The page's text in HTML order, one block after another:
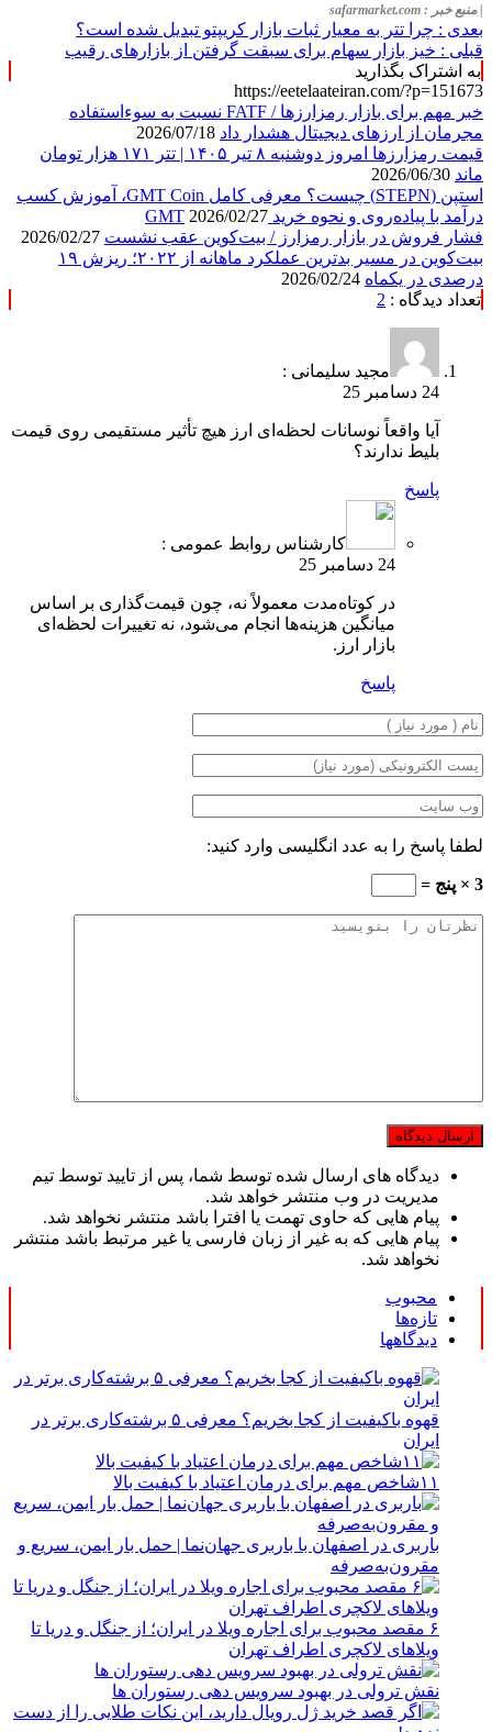
| منبع خبر : safarmarket.com
بعدی : چرا تتر به معیار ثبات بازار کریپتو تبدیل شده است؟
قبلی : خیز بازار سهام برای سبقت گرفتن از بازارهای رقیب
به اشتراک بگذارید
https://eetelaateiran.com/?p=151673
خبر مهم برای بازار رمزارزها / FATF نسبت به سوءاستفاده
مجرمان از ارزهای دیجیتال هشدار داد
قیمت رمزارزها امروز دوشنبه ۸ تیر ۱۴۰۵ | تتر ۱۷۱ هزار تومان
ماند
استپن (STEPN) چیست؟ معرفی کامل GMT Coin، آموزش کسب
درآمد با پیاده‌روی و نحوه خرید GMT 2026/02/27
فشار فروش در بازار رمزارز / بیت‌کوین عقب نشست
بیت‌کوین در مسیر بدترین عملکرد ماهانه از ۲۰۲۲؛ ریزش ۱۹
درصدی در یکماه
تعداد دیدگاه : 2
مجید سلیمانی :
24 دسامبر 25
آیا واقعاً نوسانات لحظه‌ای ارز هیچ تأثیر مستقیمی روی قیمت
بلیط ندارند؟
پاسخ
کارشناس روابط عمومی :
24 دسامبر 25
در کوتاه‌مدت معمولاً نه، چون قیمت‌گذاری بر اساس
میانگین هزینه‌ها انجام می‌شود، نه تغییرات لحظه‌ای
بازار ارز.
پاسخ
لطفا پاسخ را به عدد انگلیسی وارد کنید:
3 × پنج =
دیدگاه های ارسال شده توسط شما، پس از تایید توسط تیم
مدیریت در وب منتشر خواهد شد.
پیام هایی که حاوی تهمت یا افترا باشد منتشر نخواهد شد.
پیام هایی که به غیر از زبان فارسی یا غیر مرتبط باشد منتشر
نخواهد شد.
محبوب
تازه‌ها
دیدگاهها
قهوه باکیفیت از کجا بخریم؟ معرفی ۵ برشته‌کاری برتر در
ایران
۱۱شاخص مهم برای درمان اعتیاد با کیفیت بالا
باربری در اصفهان با باربری جهان‌نما | حمل بار ایمن، سریع و
مقرون‌به‌صرفه
۶ مقصد محبوب برای اجاره ویلا در ایران؛ از جنگل و دریا تا
ویلاهای لاکچری اطراف تهران
نقش ترولی در بهبود سرویس دهی رستوران ها